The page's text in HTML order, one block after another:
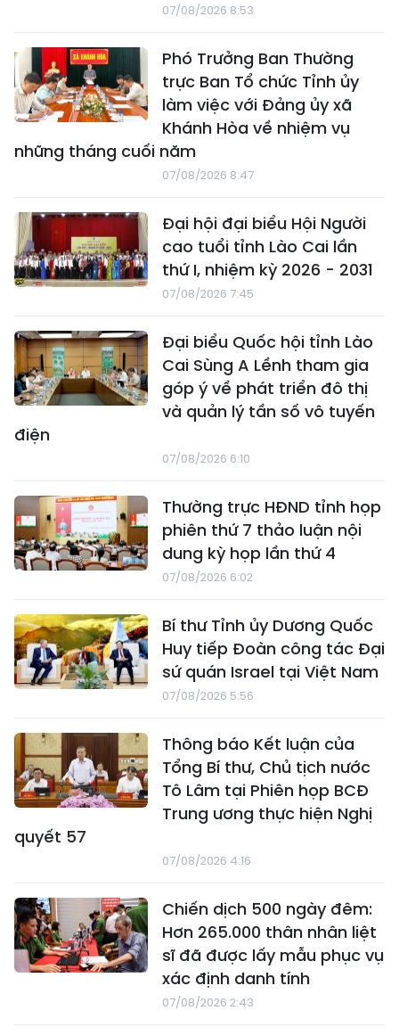
07/08/2026 8:53
Phó Trưởng Ban Thường
trực Ban Tổ chức Tỉnh ủy
làm việc với Đảng ủy xã
Khánh Hòa về nhiệm vụ
những tháng cuối năm
07/08/2026 8:47
Đại hội đại biểu Hội Người
cao tuổi tỉnh Lào Cai lần
thứ I, nhiệm kỳ 2026 - 2031
07/08/2026 7:45
Đại biểu Quốc hội tỉnh Lào
Cai Sùng A Lềnh tham gia
góp ý về phát triển đô thị
và quản lý tần số vô tuyến
điện
07/08/2026 6:10
Thường trực HĐND tỉnh họp
phiên thứ 7 thảo luận nội
dung kỳ họp lần thứ 4
07/08/2026 6:02
Bí thư Tỉnh ủy Dương Quốc
Huy tiếp Đoàn công tác Đại
sứ quán Israel tại Việt Nam
07/08/2026 5:56
Thông báo Kết luận của
Tổng Bí thư, Chủ tịch nước
Tô Lâm tại Phiên họp BCĐ
Trung ương thực hiện Nghị
quyết 57
07/08/2026 4:16
Chiến dịch 500 ngày đêm:
Hơn 265.000 thân nhân liệt
sĩ đã được lấy mẫu phục vụ
xác định danh tính
07/08/2026 2:43